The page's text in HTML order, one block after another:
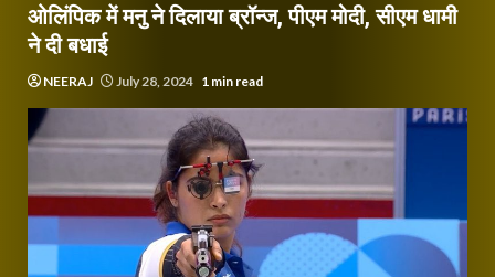
ओलिंपिक में मनु ने दिलाया ब्रॉन्ज, पीएम मोदी, सीएम धामी
ने दी बधाई
NEERAJ July 28, 2024 1 min read